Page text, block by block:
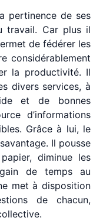
pertinence de ses
travail. Car plus il
de fédérer les
considérablement
la productivité. Il
divers services, à
et de bonnes
d’informations
Grâce à lui, le
Il pousse
diminue les
de temps au
met à disposition
de chacun,